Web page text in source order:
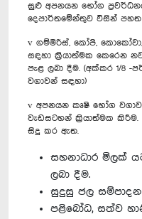
සුළු අපනයන භෝග
දෙපාර්තමේන්තුව විසින්
v ගම්මිරිස්, කෝපි, කොකෝවා,
සඳහා ක්‍රියාත්මක කෙරෙන
පැළ ලබා දීම. (අක්කර 1/8 -
වගාවන් සඳහා)
v අපනයන කෘෂි භෝග
වැඩසටහන් ක්‍රියාත්මක
සිදු කර ඇත.
සහනාධාර මිලක්
ලබා දීම.
සුදුසු ජල සම්පාදන
පළිබෝධ, සත්ව